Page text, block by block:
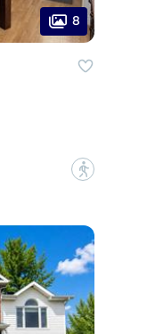
8
?